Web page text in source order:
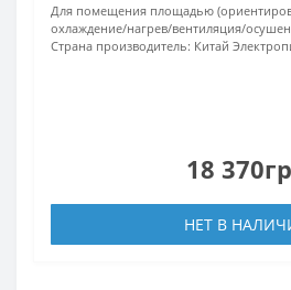
Для помещения площадью
охлаждение/нагрев/вентиляция/
Страна производитель: Китай
18
НЕТ В